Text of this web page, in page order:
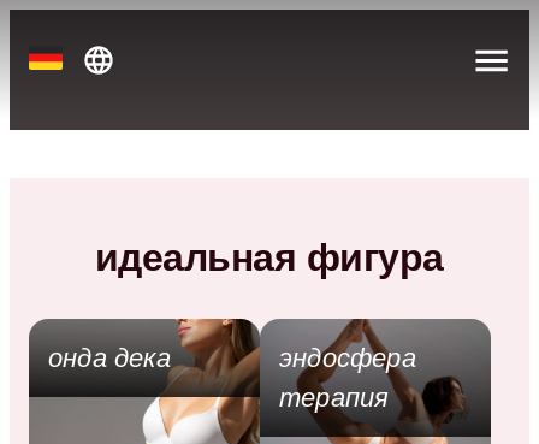
идеальная фигура
онда дека
эндосфера
терапия